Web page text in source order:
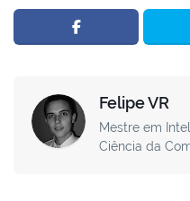
Felipe VR
Mestre em
Ciência da